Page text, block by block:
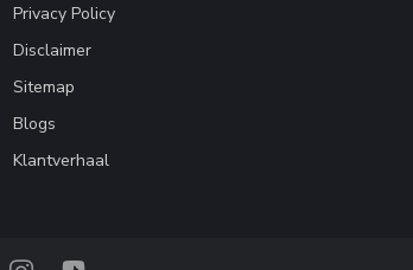
Privacy Policy
Disclaimer
Sitemap
Blogs
Klantverhaal